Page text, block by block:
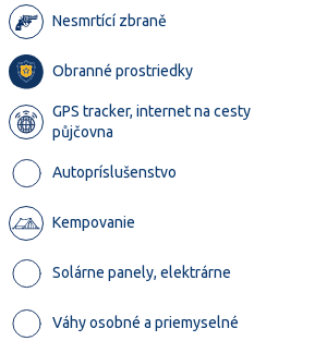
Nesmrtící zbraně
Obranné prostriedky
GPS tracker, internet na cesty
půjčovna
Autopríslušenstvo
Kempovanie
Solárne panely, elektrárne
Váhy osobné a priemyselné